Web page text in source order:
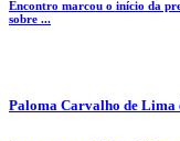
Encontro marcou o início da
sobre ...
Paloma Carvalho de Lima